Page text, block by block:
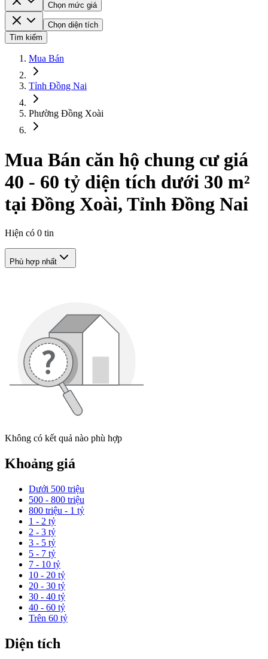
Chọn mức giá
Chọn diện tích
Tìm kiếm
Mua Bán
Tỉnh Đồng Nai
Phường Đồng Xoài
Mua Bán căn hộ chung cư giá
40 - 60 tỷ diện tích dưới 30 m²
tại Đồng Xoài, Tỉnh Đồng Nai
Hiện có 0 tin
Phù hợp nhất
Không có kết quả nào phù hợp
Khoảng giá
Dưới 500 triệu
500 - 800 triệu
800 triệu - 1 tỷ
1 - 2 tỷ
2 - 3 tỷ
3 - 5 tỷ
5 - 7 tỷ
7 - 10 tỷ
10 - 20 tỷ
20 - 30 tỷ
30 - 40 tỷ
40 - 60 tỷ
Trên 60 tỷ
Diện tích